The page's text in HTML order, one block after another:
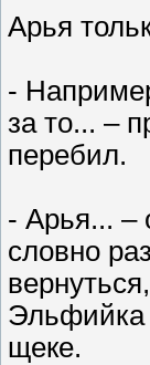
Арья
-
за то... –
перебил.
- Арья... –
словно
Эльфийка
щеке.